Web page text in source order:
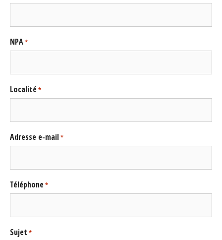
NPA*
Localité*
Adresse e-mail*
Téléphone*
Sujet *